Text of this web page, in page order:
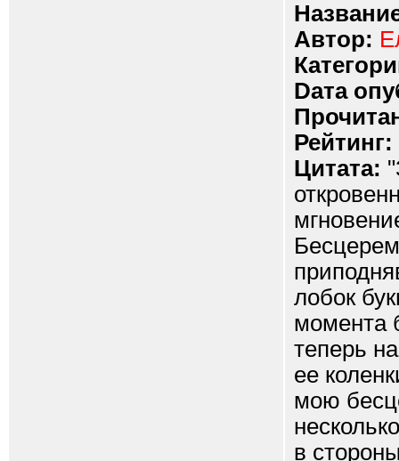
Автор:
Dата
Рейтинг:
Цитата:
лобок
момента
теперь
ее
мою
в